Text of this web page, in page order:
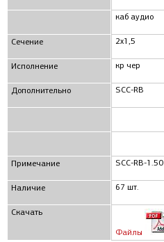
Сечение
Исполнение
Дополнительно
Примечание
Наличие
Скачать
каб аудио
2x1,5
кр чер
SCC-RB
SCC-RB-1.50
67 шт.
Файлы